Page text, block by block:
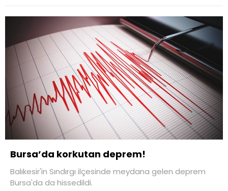
Bursa’da korkutan deprem!
Balıkesir'in Sındırgı ilçesinde meydana gelen deprem
Bursa'da da hissedildi.